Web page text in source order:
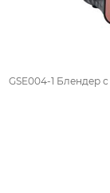
GSE004-1 Блендер